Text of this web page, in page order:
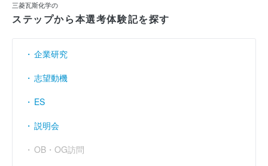
三菱瓦斯化学の
ステップから本選考体験記を探す
企業研究
志望動機
ES
説明会
OB・OG訪問